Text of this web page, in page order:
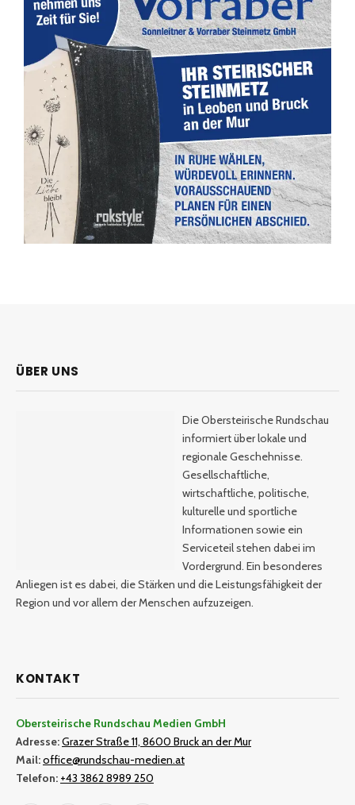
ÜBER UNS
Die Obersteirische Rundschau
informiert über lokale und
regionale Geschehnisse.
Gesellschaftliche,
wirtschaftliche, politische,
kulturelle und sportliche
Informationen sowie ein
Serviceteil stehen dabei im
Vordergrund. Ein besonderes
Anliegen ist es dabei, die Stärken und die Leistungsfähigkeit der
Region und vor allem der Menschen aufzuzeigen.
KONTAKT
Obersteirische Rundschau Medien GmbH
Adresse:Grazer Straße 11, 8600 Bruck an der Mur
Mail:office@rundschau-medien.at
Telefon: +43 3862 8989 250